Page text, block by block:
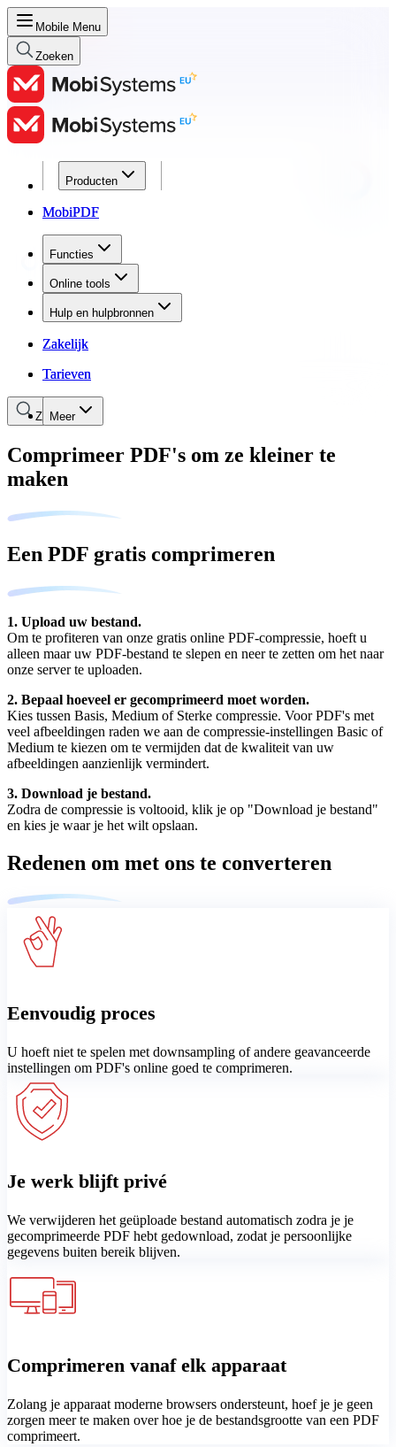
Mobile Menu
Zoeken
Producten
MobiPDF
Functies
Online tools
Hulp en hulpbronnen
Zakelijk
Tarieven
Meer
Producten
MobiPDF
Functies
Online tools
Hulp en hulpbronnen
Zakelijk
Tarieven
Zoeken
Comprimeer PDF's om ze kleiner te
maken
Een PDF gratis comprimeren
1. Upload uw bestand.
Om te profiteren van onze gratis online PDF-compressie, hoeft u
alleen maar uw PDF-bestand te slepen en neer te zetten om het naar
onze server te uploaden.
2. Bepaal hoeveel er gecomprimeerd moet worden.
Kies tussen Basis, Medium of Sterke compressie. Voor PDF's met
veel afbeeldingen raden we aan de compressie-instellingen Basic of
Medium te kiezen om te vermijden dat de kwaliteit van uw
afbeeldingen aanzienlijk vermindert.
3. Download je bestand.
Zodra de compressie is voltooid, klik je op "Download je bestand"
en kies je waar je het wilt opslaan.
Redenen om met ons te converteren
Eenvoudig proces
U hoeft niet te spelen met downsampling of andere geavanceerde
instellingen om PDF's online goed te comprimeren.
Je werk blijft privé
We verwijderen het geüploade bestand automatisch zodra je je
gecomprimeerde PDF hebt gedownload, zodat je persoonlijke
gegevens buiten bereik blijven.
Comprimeren vanaf elk apparaat
Zolang je apparaat moderne browsers ondersteunt, hoef je je geen
zorgen meer te maken over hoe je de bestandsgrootte van een PDF
comprimeert.